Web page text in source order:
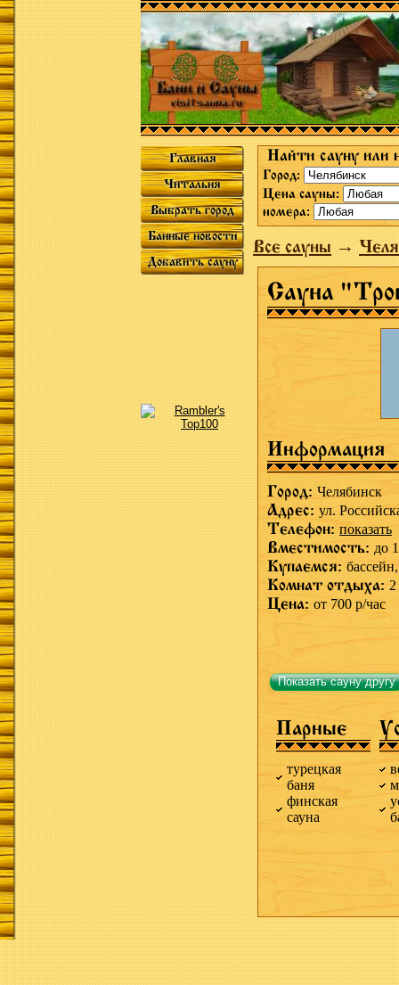
Главная
Читальня
Выбрать город
Банные новости
Добавить сауну
Найти сауну или
Город:
Цена сауны:
номера:
Все сауны→
Сауна
Информация
Город: Челябинск
Адрес: ул.
Телефон: показать
Вместимость: до
Купаемся:
Комнат отдыха: 2
Цена: от 700 р/час
Показать сауну другу
Парные
турецкая
баня
финская
сауна